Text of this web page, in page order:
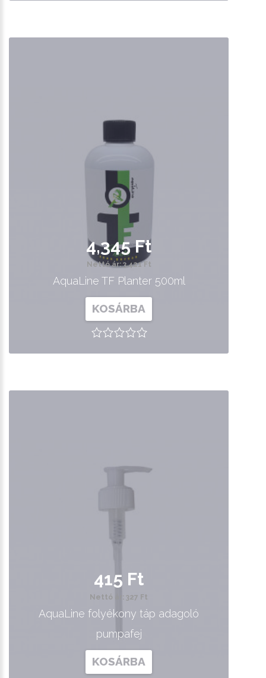
4,345 Ft
Nettó ár: 3,421 Ft
AquaLine TF Planter 500ml
KOSÁRBA
415 Ft
Nettó ár: 327 Ft
AquaLine folyékony táp adagoló
pumpafej
KOSÁRBA